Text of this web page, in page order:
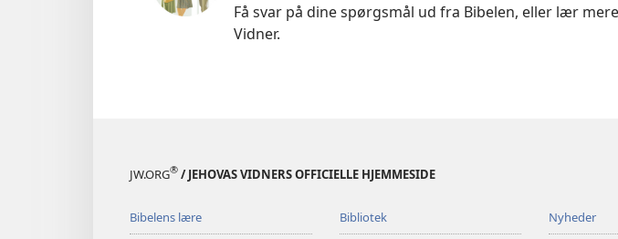
Få svar på dine spørgsmål ud fra Bibelen, eller lær
Vidner.
JW.ORG® / JEHOVAS VIDNERS OFFICIELLE HJEMMESIDE
Bibelens lære Bibliotek Nyheder